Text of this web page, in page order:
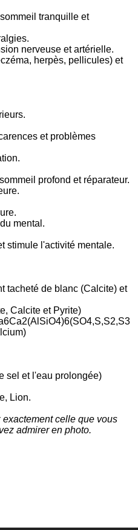
tranquille et
nerveuse et artérielle.
herpès, pellicules) et
et problèmes
profond et réparateur.
mental.
stimule l'activité mentale.
tacheté de blanc (Calcite) et
Calcite et Pyrite)
sel et l'eau prolongée)
Lion.
celle que vous
admirer en photo.